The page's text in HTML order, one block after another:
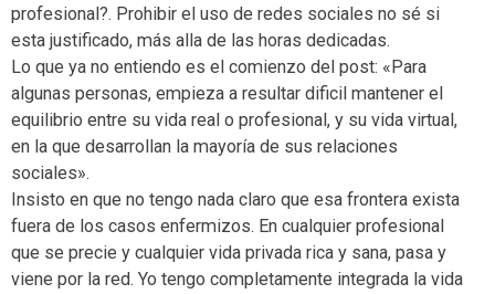
profesional?. Prohibir el uso de redes sociales no sé si
esta justificado, más alla de las horas dedicadas.
Lo que ya no entiendo es el comienzo del post: «Para
algunas personas, empieza a resultar dificil mantener el
equilibrio entre su vida real o profesional, y su vida virtual,
en la que desarrollan la mayoría de sus relaciones
sociales».
Insisto en que no tengo nada claro que esa frontera exista
fuera de los casos enfermizos. En cualquier profesional
que se precie y cualquier vida privada rica y sana, pasa y
viene por la red. Yo tengo completamente integrada la vida